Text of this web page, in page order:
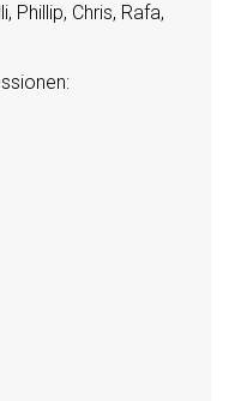
Phillip, Chris, Rafa,